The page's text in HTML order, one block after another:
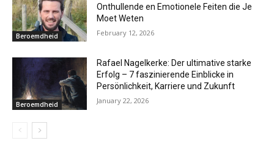
Beroemdheid
Onthullende en Emotionele Feiten die Je
Moet Weten
February 12, 2026
Beroemdheid
Rafael Nagelkerke: Der ultimative starke
Erfolg – 7 faszinierende Einblicke in
Persönlichkeit, Karriere und Zukunft
January 22, 2026